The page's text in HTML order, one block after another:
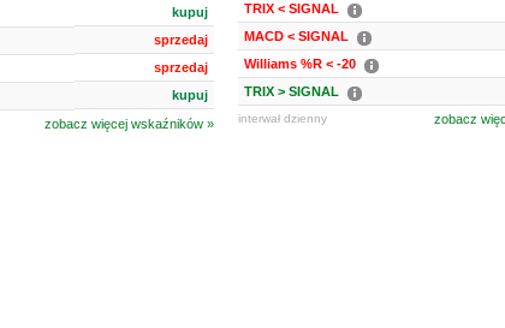
kupuj
sprzedaj
sprzedaj
kupuj
zobacz więcej wskaźników »
TRIX < SIGNAL
MACD < SIGNAL
Williams %R < -20
TRIX > SIGNAL
interwał dzienny zobacz